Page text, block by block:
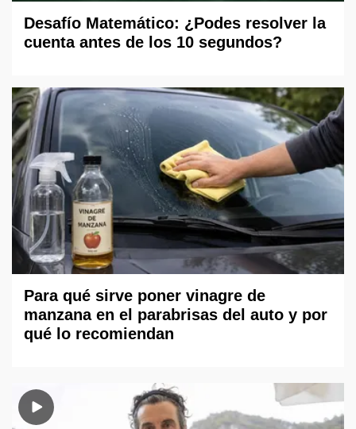
Desafío Matemático: ¿Podes resolver la
cuenta antes de los 10 segundos?
Para qué sirve poner vinagre de
manzana en el parabrisas del auto y por
qué lo recomiendan